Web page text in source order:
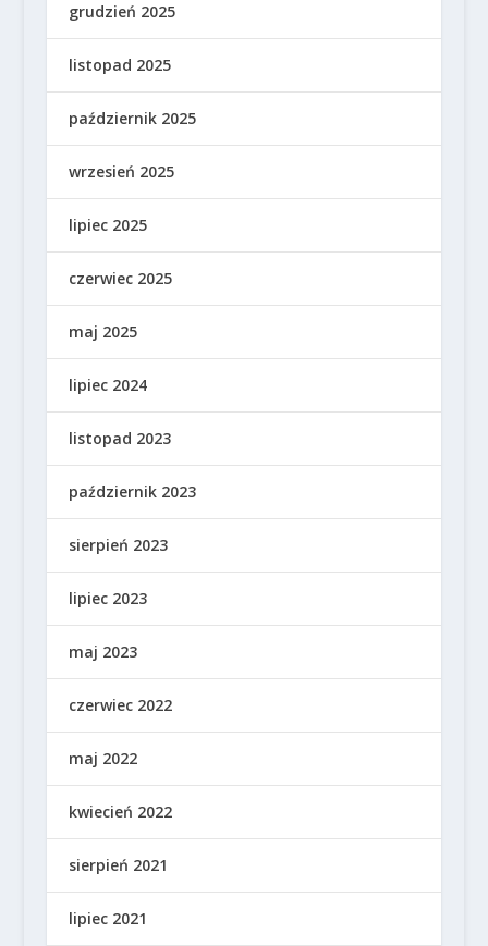
grudzień 2025
listopad 2025
październik 2025
wrzesień 2025
lipiec 2025
czerwiec 2025
maj 2025
lipiec 2024
listopad 2023
październik 2023
sierpień 2023
lipiec 2023
maj 2023
czerwiec 2022
maj 2022
kwiecień 2022
sierpień 2021
lipiec 2021